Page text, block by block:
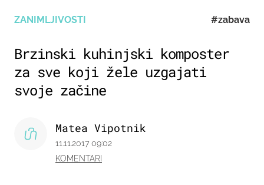
ZANIMLJIVOSTI #zabava
Brzinski kuhinjski komposter
za sve koji žele uzgajati
svoje začine
Matea Vipotnik
11.11.2017 09:02
KOMENTARI